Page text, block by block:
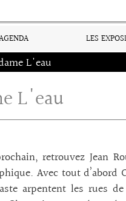
LES
L'eau
L'eau
retrouvez Jean
Avec tout d’abord
arpentent les rues